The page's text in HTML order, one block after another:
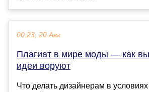
00:23, 20 Авг
Плагиат в мире моды — как
идеи воруют
Что делать дизайнерам в условиях